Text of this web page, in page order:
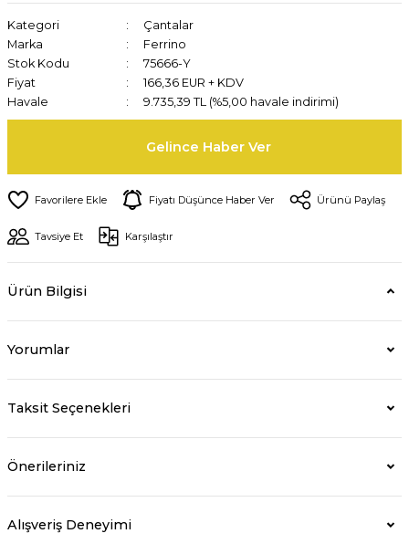
Kategori
Çantalar
Marka
Ferrino
Stok Kodu
75666-Y
Fiyat
166,36 EUR + KDV
Havale
9.735,39 TL (%5,00 havale indirimi)
Gelince Haber Ver
Fiyatı Düşünce Haber Ver Ürünü Paylaş
Tavsiye Et Karşılaştır
Ürün Bilgisi
Yorumlar
Taksit Seçenekleri
Önerileriniz
Alışveriş Deneyimi